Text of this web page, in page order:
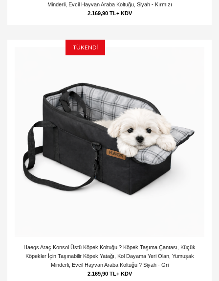
Minderli, Evcil Hayvan Araba Koltuğu, Siyah - Kırmızı
2.169,90 TL+ KDV
TÜKENDİ
Haegs Araç Konsol Üstü Köpek Koltuğu ? Köpek Taşıma Çantası, Küçük
Köpekler İçin Taşınabilir Köpek Yatağı, Kol Dayama Yeri Olan, Yumuşak
Minderli, Evcil Hayvan Araba Koltuğu ? Siyah - Gri
2.169,90 TL+ KDV